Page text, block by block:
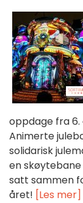
oppdage fra 6.
Animerte
solidarisk
en
satt sammen
året! [Les mer]